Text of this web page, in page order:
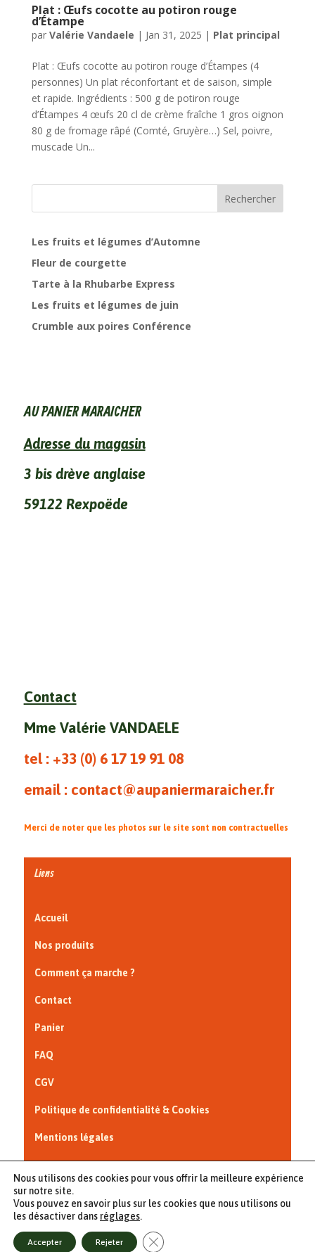
Plat : Œufs cocotte au potiron rouge
d’Étampe
par Valérie Vandaele | Jan 31, 2025 | Plat principal
Plat : Œufs cocotte au potiron rouge d’Étampes (4
personnes) Un plat réconfortant et de saison, simple
et rapide. Ingrédients : 500 g de potiron rouge
d’Étampes 4 œufs 20 cl de crème fraîche 1 gros oignon
80 g de fromage râpé (Comté, Gruyère…) Sel, poivre,
muscade Un...
Rechercher
Les fruits et légumes d’Automne
Fleur de courgette
Tarte à la Rhubarbe Express
Les fruits et légumes de juin
Crumble aux poires Conférence
AU PANIER MARAICHER
Adresse du magasin
3 bis drève anglaise
59122 Rexpoëde
Contact
Mme Valérie VANDAELE
tel : +33 (0) 6 17 19 91 08
email : contact@aupaniermaraicher.fr
Merci de noter que les photos sur le site sont non contractuelles
Liens
Accueil
Nos produits
Comment ça marche ?
Contact
Panier
FAQ
CGV
Politique de confidentialité & Cookies
Mentions légales
Interview France Bleu Nord
© 2023 - Au Panier Maraîcher - Tous droits réservés - site créé
Nous utilisons des cookies pour vous offrir la meilleure expérience
sur notre site.
Vous pouvez en savoir plus sur les cookies que nous utilisons ou
les désactiver dans réglages.
Accepter Rejeter Fermer la bannière des cookies GDPR